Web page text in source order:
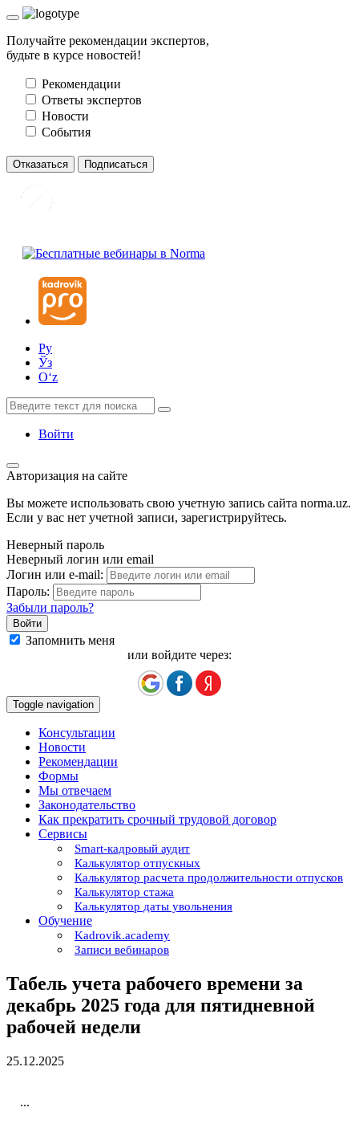
Получайте рекомендации экспертов,
будьте в курсе новостей!
Рекомендации
Ответы экспертов
Новости
События
Отказаться Подписаться
Ру
Ўз
Oʻz
Войти
Авторизация на сайте
Вы можете использовать свою учетную запись сайта norma.uz.
Если у вас нет учетной записи, зарегистрируйтесь.
Неверный пароль
Неверный логин или email
Логин или e-mail:
Пароль:
Забыли пароль?
Запомнить меня
или войдите через:
Toggle navigation
Консультации
Новости
Рекомендации
Формы
Мы отвечаем
Законодательство
Как прекратить срочный трудовой договор
Сервисы
Smart-кадровый аудит
Калькулятор отпускных
Калькулятор расчета продолжительности отпусков
Калькулятор стажа
Калькулятор даты увольнения
Обучение
Kadrovik.academy
Записи вебинаров
Табель учета рабочего времени за
декабрь 2025 года для пятидневной
рабочей недели
25.12.2025
...